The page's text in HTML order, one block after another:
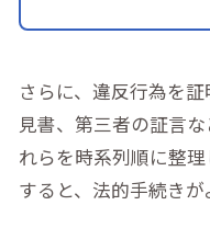
さらに、違反行為を
見書、第三者の証言
れらを時系列順に整
すると、法的手続きが